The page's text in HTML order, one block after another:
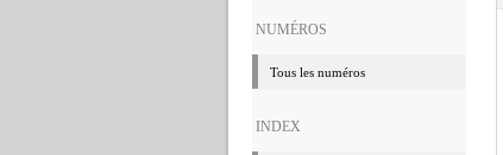
NUMÉROS
Tous les numéros
INDEX